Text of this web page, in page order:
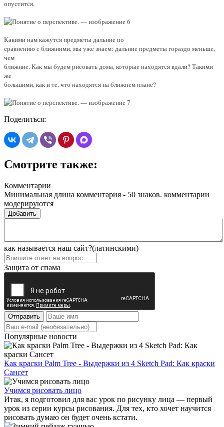
опустится.
Какими нам кажутся предметы дальние по
сравнению с ближни­ми, мы уже знаем: дальние предметы гораздо меньше,
чем
ближние. Как мы будем рисовать дома, которые находятся вдали? Такими
же
большими, как и те, что находятся на ближнем плане?
Поделиться:
Смотрите также:
Комментарии
Минимальная длина комментария - 50 знаков. комментарии
модерируются
Добавить
как называется наш сайт?(латинскими)
Защита от спама
Отправить
Популярные новости
Как краски Palm Tree - Выдержки из 4 Sketch Pad: Как краски
Сансет
Учимся рисовать лицо
Итак, я подготовил для вас урок по рисунку лица — первый
урок из серии курсы рисования. Для тех, кто хочет научится
рисовать думаю он будет очень кстати.